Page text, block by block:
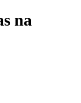
na